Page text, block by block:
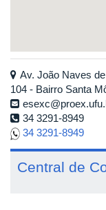
Av. João Naves
104 - Bairro Santa
34 3291-8949
34 3291-8949
Central de